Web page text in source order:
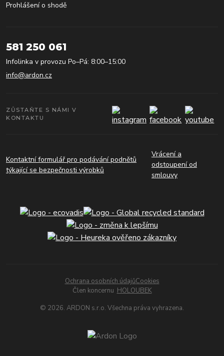
Prohlášení o shodě
581 250 061
Infolinka v provozu Po–Pá: 8:00–15:00
info@ardon.cz
ZŮSTAŇTE S NÁMI V
KONTAKTU
Kontaktní formulář pro podávání podnětů
týkající se bezpečnosti výrobků
Vrácení a
odstoupení od
smlouvy
Ochrana osobních údajůCookies
Člen koncernu HOLOUBEK
© 2026. ARDON s.r.o. Všechna práva vyhrazena.